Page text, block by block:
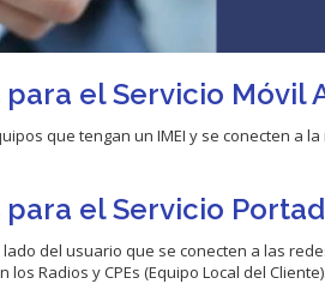
el Servicio Móvil
que tengan un IMEI y se conecten a
el Servicio
del usuario que se conecten a las
los Radios y CPEs (Equipo Local del Cliente).